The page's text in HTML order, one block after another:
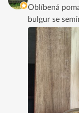
Oblíbená
bulgur se